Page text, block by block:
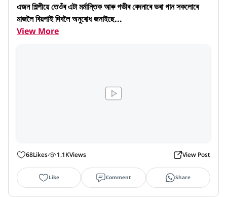
এজন শিল্পীয়ে তেওঁৰ এটা মৰ্মান্তিক আৰু গভীৰ বেদনাৰে ভৰা গান সকলোৰে
মাজলৈ বিয়পাই দিবলৈ অনুৰোধ জনাইছে...
View More
68Likes 1.1KViews View Post
Like Comment Share